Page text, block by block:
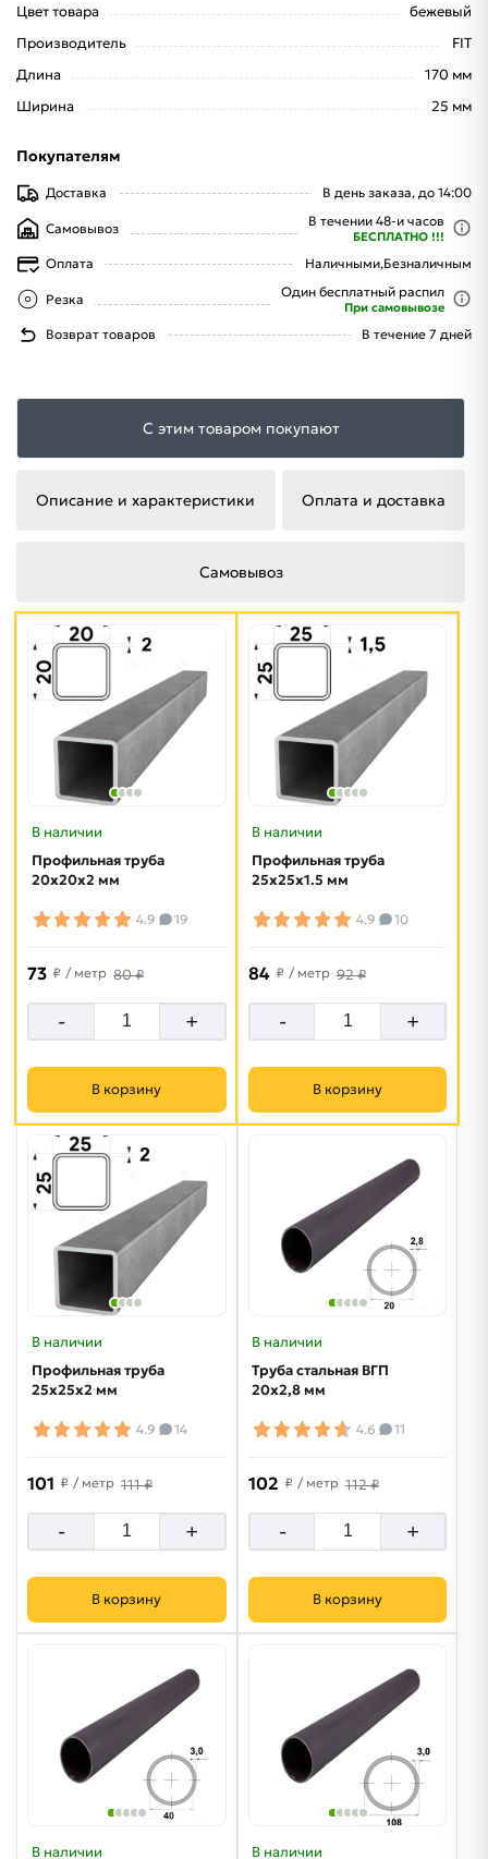
Цвет товара
бежевый
Производитель
FIT
Длина
170 мм
Ширина
25 мм
Покупателям
Доставка В день заказа, до 14:00
Самовывоз В течении 48-и часов
БЕСПЛАТНО !!!
Оплата Наличными,Безналичным
Резка Один бесплатный распил
При самовывозе
Возврат товаров В течение 7 дней
С этим товаром покупают
Описание и характеристики Оплата и доставка
Самовывоз
В наличии
Профильная труба
20х20х2 мм
4.9 19
73 ₽ / метр 80 ₽
- +
В корзину
В наличии
Профильная труба
25х25х1.5 мм
4.9 10
84 ₽ / метр 92 ₽
- +
В корзину
В наличии
Профильная труба
25х25х2 мм
4.9 14
101 ₽ / метр 111 ₽
- +
В корзину
В наличии
Труба стальная ВГП
20х2,8 мм
4.6 11
102 ₽ / метр 112 ₽
- +
В корзину
В наличии В наличии